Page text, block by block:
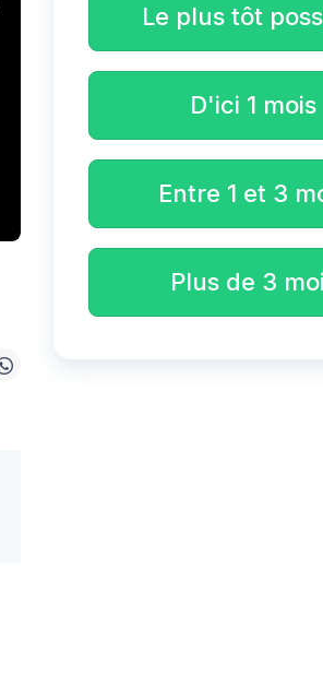
Le plus tôt
D'ici 1 mois
Entre 1 et 3
Plus de 3